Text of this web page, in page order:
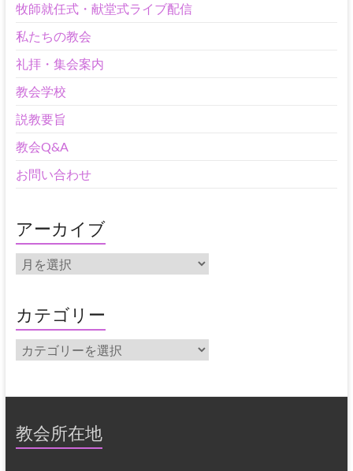
牧師就任式・献堂式ライブ配信
私たちの教会
礼拝・集会案内
教会学校
説教要旨
教会Q&A
お問い合わせ
アーカイブ
ア
ー
イ
ブ
カテゴリー
カ
テ
教会所在地